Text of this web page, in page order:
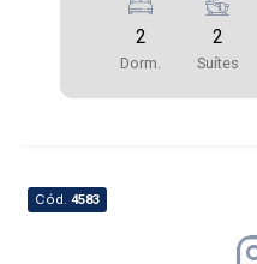
valorizadas do interior
prevista para outubro
reúne arquitetura
dos espaços e
apartamentos por
mais privacidade,
2
Dorm.
2
Suítes
Cód. 4583